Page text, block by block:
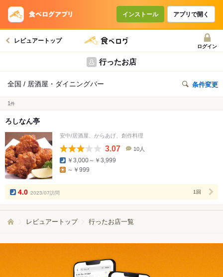
インストール アプリで開く
レビュアートップ
ログイン
行ったお店
全国 / 居酒屋・ダイニングバー 条件変更
1 件
ろしなん亭
安中/居酒屋、からあげ、創作料理
3.07
数
10人
￥3,000～￥3,999
～￥999
4.0 2023/07訪問 1回
レビュアートップ 行ったお店一覧